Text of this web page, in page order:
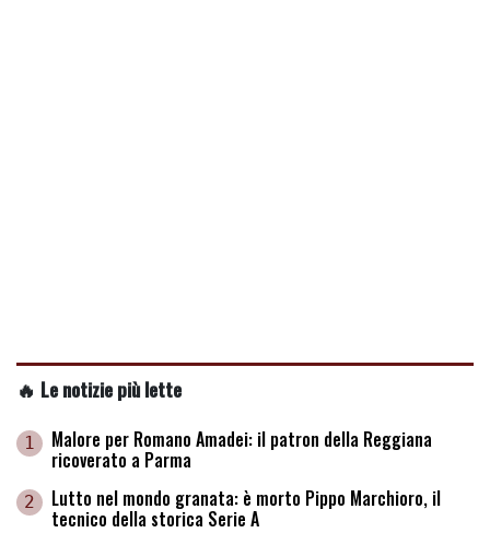
🔥 Le notizie più lette
1 Malore per Romano Amadei: il patron della Reggiana
ricoverato a Parma
2 Lutto nel mondo granata: è morto Pippo Marchioro, il
tecnico della storica Serie A